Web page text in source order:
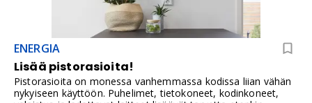
ehkäisy ei tarkoita, että kotona tai mökillä pitäisi elää varoen
kaikkea. Se tarkoittaa ennen kaikkea sitä, että tuli, sähkö,
tuhka ja palavat materiaalit pidetään erillään toisistaan silloin,
kun sillä on merkitystä. Muistathan, että rakennuksen
omistaja tai haltija vastaa nuohouksesta sekä tulisijojen ja
hormien turvallisesta kunnosta.
ENERGIA
Lisää pistorasioita!
Pistorasioita on monessa vanhemmassa kodissa liian vähän
nykyiseen käyttöön. Puhelimet, tietokoneet, kodinkoneet,